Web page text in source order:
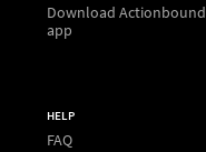
Download Actionbound
app
HELP
FAQ